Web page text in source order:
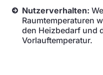
Nutzerverhalten:
Raumtemperaturen
den Heizbedarf und
Vorlauftemperatur.